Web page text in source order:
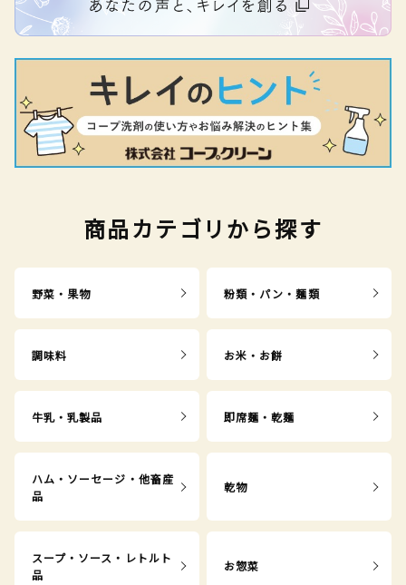
商品カテゴリから探す
野菜・果物 粉類・パン・麺類
調味料 お米・お餅
牛乳・乳製品 即席麺・乾麺
ハム・ソーセージ・他畜産
品
乾物
スープ・ソース・レトルト
品
お惣菜